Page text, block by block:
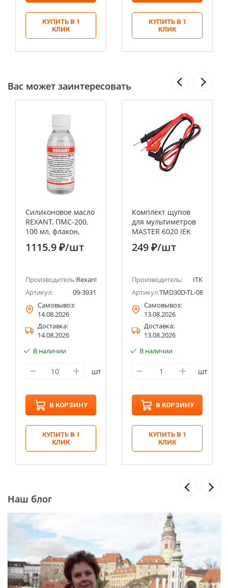
КУПИТЬ В 1
КЛИК
КУПИТЬ В 1
КЛИК
Вас может заинтересовать
Силиконовое масло
REXANT, ПМС-200,
100 мл, флакон,
(Полиметилсилоксан)
1115.9 ₽/шт
Производитель:Rexant
Артикул:
09-3931
Самовывоз:
14.08.2026
Доставка:
14.08.2026
В наличии
шт
В КОРЗИНУ
КУПИТЬ В 1
КЛИК
Комплект щупов
для мультиметров
MASTER 6020 IEK
249 ₽/шт
Производитель:
ITK
Артикул:TMD30D-TL-080-18
Самовывоз:
13.08.2026
Доставка:
13.08.2026
В наличии
шт
В КОРЗИНУ
КУПИТЬ В 1
КЛИК
Наш блог